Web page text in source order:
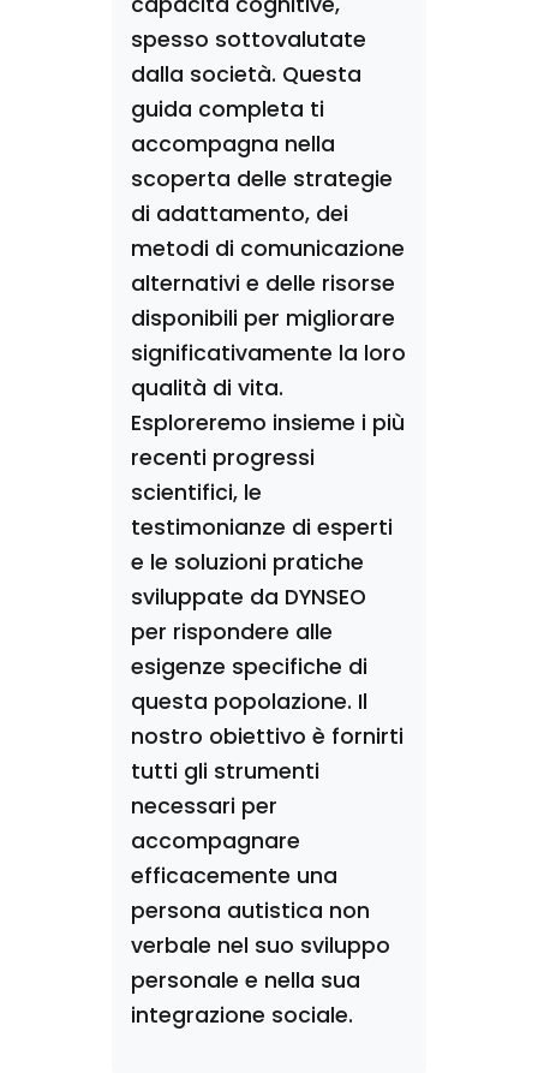
spesso sottovalutate
dalla società. Questa
guida completa ti
accompagna nella
scoperta delle strategie
di adattamento, dei
metodi di comunicazione
alternativi e delle risorse
disponibili per migliorare
significativamente la loro
qualità di vita.
Esploreremo insieme i più
recenti progressi
scientifici, le
testimonianze di esperti
e le soluzioni pratiche
sviluppate da DYNSEO
per rispondere alle
esigenze specifiche di
questa popolazione. Il
nostro obiettivo è fornirti
tutti gli strumenti
necessari per
accompagnare
efficacemente una
persona autistica non
verbale nel suo sviluppo
personale e nella sua
integrazione sociale.